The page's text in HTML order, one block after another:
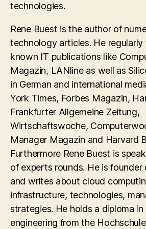
technologies.
Rene Buest is the author of
technology articles. He
known IT publications like
Magazin, LANline as well as
in German and international
York Times, Forbes Magazin,
Frankfurter Allgemeine Zeitung,
Wirtschaftswoche,
Manager Magazin and Harvard
Furthermore Rene Buest is
of experts rounds. He is founder
and writes about cloud
infrastructure, technologies,
strategies. He holds a diploma
engineering from the